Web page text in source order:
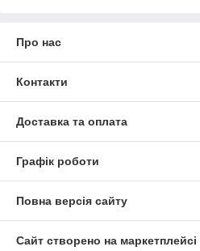
Про нас
Контакти
Доставка та оплата
Графік роботи
Повна версія сайту
Сайт створено на маркетплейсі